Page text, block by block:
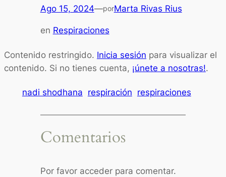
Ago 15, 2024—porMarta Rivas Rius
en Respiraciones
Contenido restringido. Inicia sesión para visualizar el
contenido. Si no tienes cuenta, ¡únete a nosotras!.
nadi shodhana respiración respiraciones
Comentarios
Por favor acceder para comentar.